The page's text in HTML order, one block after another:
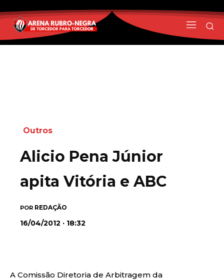
Outros
Alicio Pena Júnior
apita Vitória e ABC
POR REDAÇÃO
16/04/2012 · 18:32
A Comissão Diretoria de Arbitragem da